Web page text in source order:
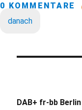
0 KOMMENTARE
danach
DAB+ fr-bb Berlin